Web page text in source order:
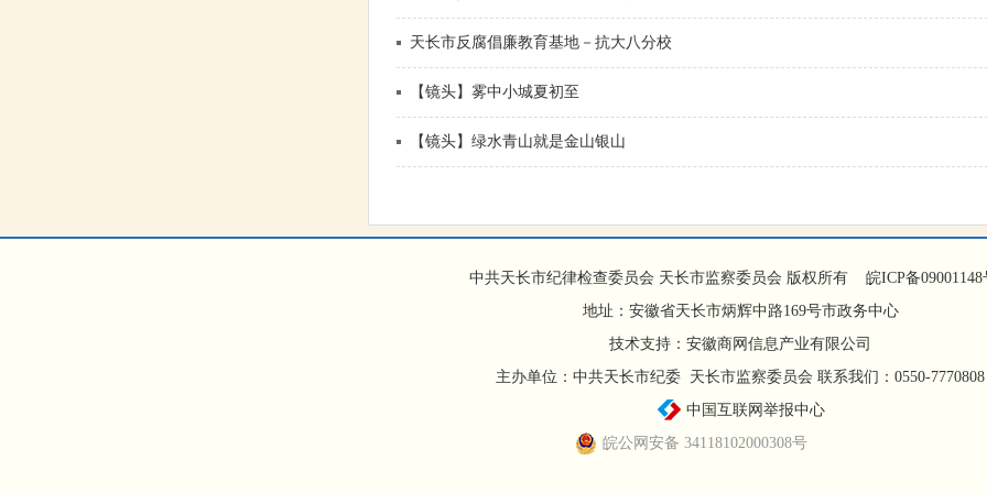
天长市反腐倡廉教育基地－抗大八分校
【镜头】雾中小城夏初至
【镜头】绿水青山就是金山银山
中共天长市纪律检查委员会 天长市监察委员会 版权所有 皖ICP备09001148
地址：安徽省天长市炳辉中路169号市政务中心
技术支持：安徽商网信息产业有限公司
主办单位：中共天长市纪委 天长市监察委员会 联系我们：0550-7770808
中国互联网举报中心
皖公网安备 34118102000308号